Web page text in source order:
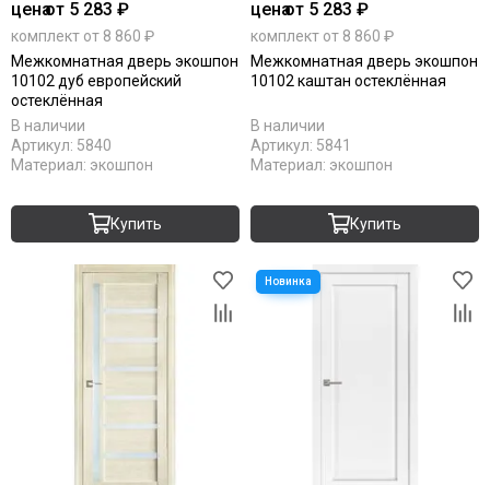
ценаот 5 283 ₽
комплект от 8 860 ₽
Межкомнатная дверь экошпон
10102 дуб европейский
остеклённая
В наличии
Артикул: 5840
Материал: экошпон
Купить
ценаот 5 283 ₽
комплект от 8 860 ₽
Межкомнатная дверь экошпон
10102 каштан остеклённая
В наличии
Артикул: 5841
Материал: экошпон
Купить